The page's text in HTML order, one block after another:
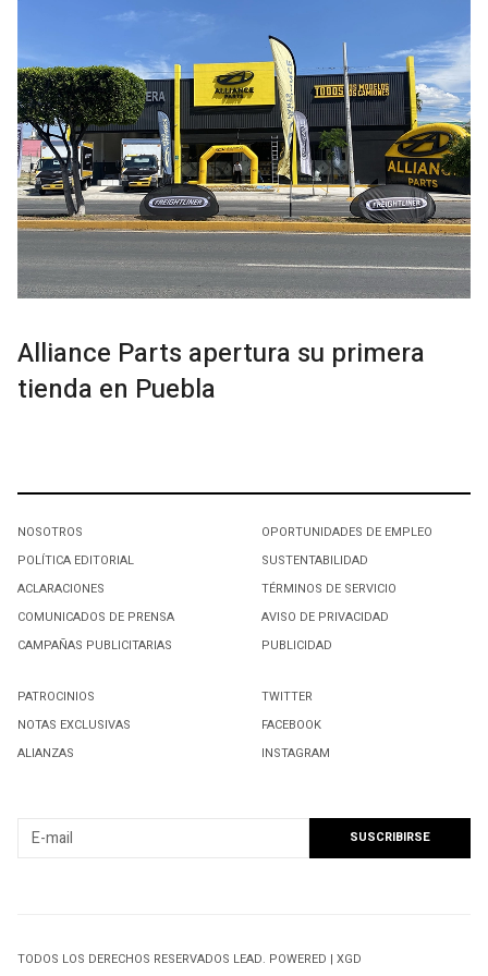
Alliance Parts apertura su primera
tienda en Puebla
NOSOTROS
POLÍTICA EDITORIAL
ACLARACIONES
COMUNICADOS DE PRENSA
CAMPAÑAS PUBLICITARIAS
OPORTUNIDADES DE EMPLEO
SUSTENTABILIDAD
TÉRMINOS DE SERVICIO
AVISO DE PRIVACIDAD
PUBLICIDAD
PATROCINIOS
NOTAS EXCLUSIVAS
ALIANZAS
TWITTER
FACEBOOK
INSTAGRAM
TODOS LOS DERECHOS RESERVADOS LEAD. POWERED | XGD